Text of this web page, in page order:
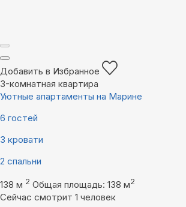
Добавить в Избранное
3-комнатная квартира
Уютные апартаменты на Марине
6 гостей
3 кровати
2 спальни
138 м 2 Общая площадь: 138 м2
Сейчас смотрит 1 человек